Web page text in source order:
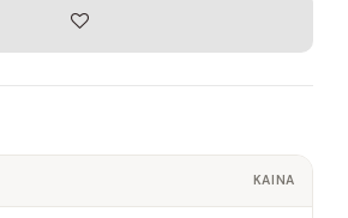
KAINA